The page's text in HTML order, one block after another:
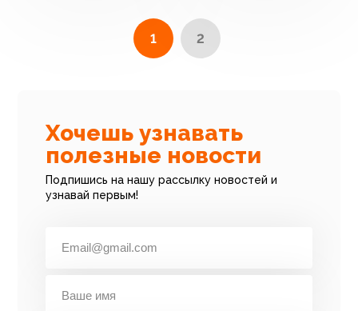
1 2
Хочешь узнавать
полезные новости
Подпишись на нашу рассылку новостей и
узнавай первым!